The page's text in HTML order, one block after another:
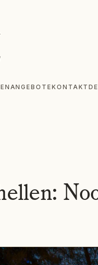
KONTAKTDE